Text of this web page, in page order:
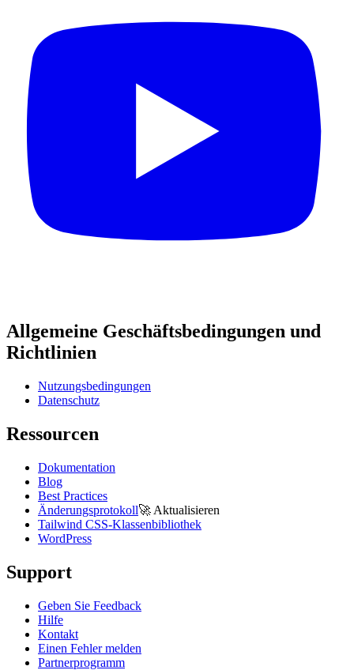
Allgemeine Geschäftsbedingungen und
Richtlinien
Nutzungsbedingungen
Datenschutz
Ressourcen
Dokumentation
Blog
Best Practices
Änderungsprotokoll🚀 Aktualisieren
Tailwind CSS-Klassenbibliothek
WordPress
Support
Geben Sie Feedback
Hilfe
Kontakt
Einen Fehler melden
Partnerprogramm